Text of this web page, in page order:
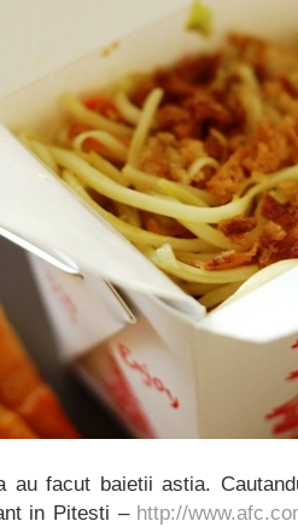
au facut baietii astia.
in Pitesti – http://